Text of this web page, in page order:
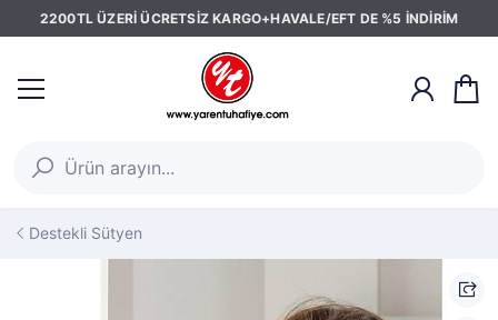
2200TL ÜZERİ ÜCRETSİZ KARGO+HAVALE/EFT DE %5 İNDİRİM
Destekli Sütyen